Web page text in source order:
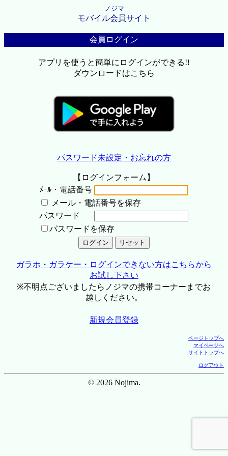
ノジマ
モバイル会員サイト
会員ログイン
アプリを使うと簡単にログインができる!!
ダウンロードはこちら
パスワード未設定・お忘れの方
【ログインフォーム】
ﾒｰﾙ・電話番号
メール・電話番号を保存
パスワード
パスワードを保存
ガラホ・ガラケー・ログインできない方はこちらから
お試し下さい
※不明点ございましたらノジマの携帯コーナーまでお
越しください。
新規会員登録
ページトップへ
マイページへ
サイトトップへ
ログアウト
© 2026 Nojima.